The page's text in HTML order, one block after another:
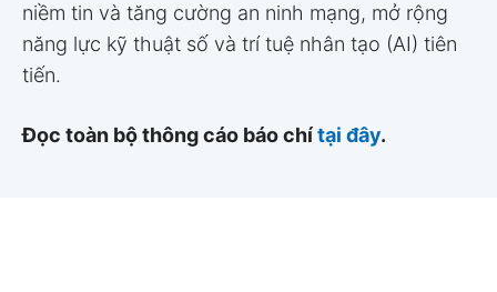
niềm tin và tăng cường an ninh mạng, mở rộng
năng lực kỹ thuật số và trí tuệ nhân tạo (AI) tiên
tiến.
Đọc toàn bộ thông cáo báo chítại đây.